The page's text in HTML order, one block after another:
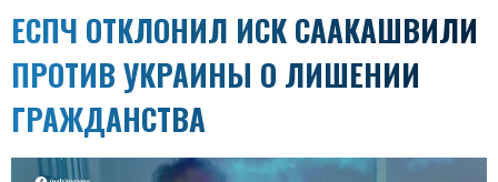
ЕСПЧ ОТКЛОНИЛ ИСК СААКАШВИЛИ
ПРОТИВ УКРАИНЫ О ЛИШЕНИИ
ГРАЖДАНСТВА